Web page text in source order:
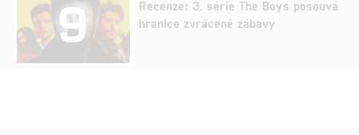
9
Recenze: 3. série The Boys posouvá
hranice zvrácené zábavy